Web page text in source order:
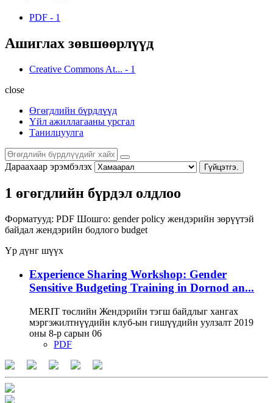
PDF - 1
Ашиглах зөвшөөрлүүд
Creative Commons At... - 1
close
Өгөгдлийн бүрдлүүд
Үйл ажиллагааны урсгал
Танилцуулга
Дараахаар эрэмбэлэх Гүйцэтгэ.
1 өгөгдлийн бүрдэл олдлоо
Форматууд: PDF Шошго: gender policy жендэрийн зөрүүтэй
байдал жендэрийн бодлого budget
Үр дүнг шүүх
Experience Sharing Workshop: Gender
Sensitive Budgeting Training in Dornod an...
MERIT төслийн Жендэрийн тэгш байдлыг хангах
мэргэжилтнүүдийн клуб-ын гишүүдийн уулзалт 2019
оны 8-р сарын 06
PDF